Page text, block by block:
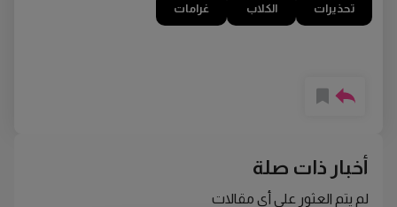
تحذيرات الكلاب غرامات
أخبار ذات صلة
لم يتم العثور على أي مقالات